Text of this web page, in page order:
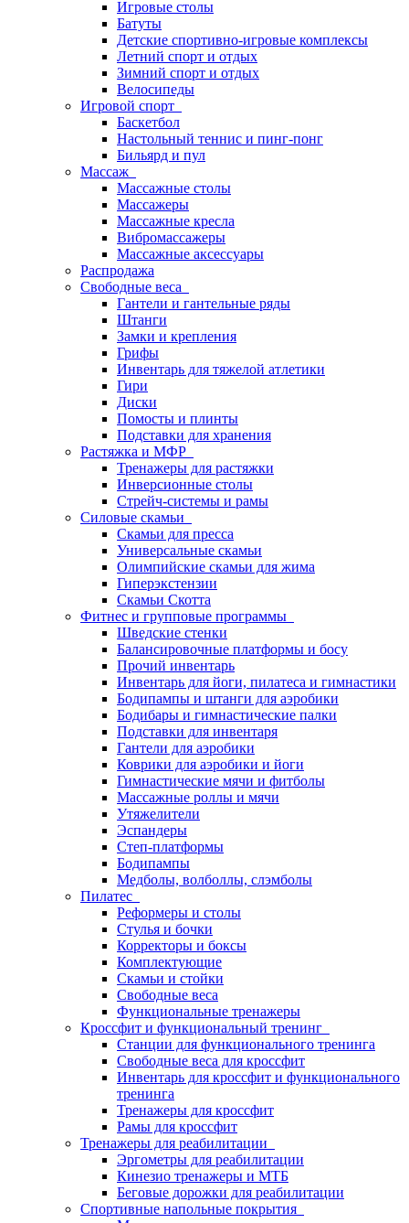
Игровые столы
Батуты
Детские спортивно-игровые комплексы
Летний спорт и отдых
Зимний спорт и отдых
Велосипеды
Игровой спорт
Баскетбол
Настольный теннис и пинг-понг
Бильярд и пул
Массаж
Массажные столы
Массажеры
Массажные кресла
Вибромассажеры
Массажные аксессуары
Распродажа
Свободные веса
Гантели и гантельные ряды
Штанги
Замки и крепления
Грифы
Инвентарь для тяжелой атлетики
Гири
Диски
Помосты и плинты
Подставки для хранения
Растяжка и МФР
Тренажеры для растяжки
Инверсионные столы
Стрейч-системы и рамы
Силовые скамьи
Скамьи для пресса
Универсальные скамьи
Олимпийские скамьи для жима
Гиперэкстензии
Скамьи Скотта
Фитнес и групповые программы
Шведские стенки
Балансировочные платформы и босу
Прочий инвентарь
Инвентарь для йоги, пилатеса и гимнастики
Бодипампы и штанги для аэробики
Бодибары и гимнастические палки
Подставки для инвентаря
Гантели для аэробики
Коврики для аэробики и йоги
Гимнастические мячи и фитболы
Массажные роллы и мячи
Утяжелители
Эспандеры
Степ-платформы
Бодипампы
Медболы, волболлы, слэмболы
Пилатес
Реформеры и столы
Стулья и бочки
Корректоры и боксы
Комплектующие
Скамьи и стойки
Свободные веса
Функциональные тренажеры
Кроссфит и функциональный тренинг
Станции для функционального тренинга
Свободные веса для кроссфит
Инвентарь для кроссфит и функционального
тренинга
Тренажеры для кроссфит
Рамы для кроссфит
Тренажеры для реабилитации
Эргометры для реабилитации
Кинезио тренажеры и МТБ
Беговые дорожки для реабилитации
Спортивные напольные покрытия